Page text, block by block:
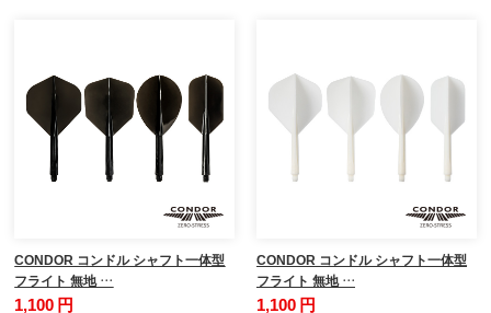
CONDOR コンドル シャフト一体型
フライト 無地 …
1,100 円
CONDOR コンドル シャフト一体型
フライト 無地 …
1,100 円